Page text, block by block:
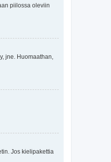
piilossa oleviin
jne. Huomaathan,
Jos kielipakettia